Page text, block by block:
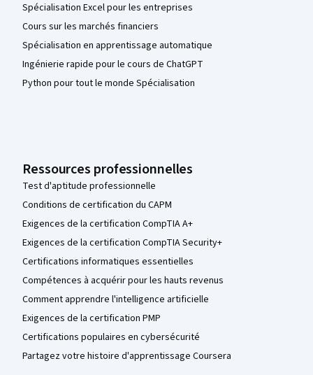
Spécialisation Excel pour les entreprises
Cours sur les marchés financiers
Spécialisation en apprentissage automatique
Ingénierie rapide pour le cours de ChatGPT
Python pour tout le monde Spécialisation
Ressources professionnelles
Test d'aptitude professionnelle
Conditions de certification du CAPM
Exigences de la certification CompTIA A+
Exigences de la certification CompTIA Security+
Certifications informatiques essentielles
Compétences à acquérir pour les hauts revenus
Comment apprendre l'intelligence artificielle
Exigences de la certification PMP
Certifications populaires en cybersécurité
Partagez votre histoire d'apprentissage Coursera